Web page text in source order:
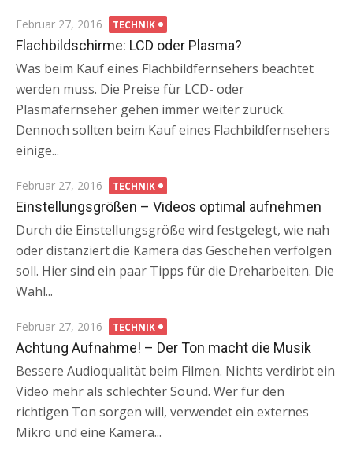
Posted
on
Februar 27, 2016 TECHNIK
Flachbildschirme: LCD oder Plasma?
Was beim Kauf eines Flachbildfernsehers beachtet
werden muss. Die Preise für LCD- oder
Plasmafernseher gehen immer weiter zurück.
Dennoch sollten beim Kauf eines Flachbildfernsehers
einige...
Posted
on
Februar 27, 2016 TECHNIK
Einstellungsgrößen – Videos optimal aufnehmen
Durch die Einstellungsgröße wird festgelegt, wie nah
oder distanziert die Kamera das Geschehen verfolgen
soll. Hier sind ein paar Tipps für die Dreharbeiten. Die
Wahl...
Posted
on
Februar 27, 2016 TECHNIK
Achtung Aufnahme! – Der Ton macht die Musik
Bessere Audioqualität beim Filmen. Nichts verdirbt ein
Video mehr als schlechter Sound. Wer für den
richtigen Ton sorgen will, verwendet ein externes
Mikro und eine Kamera...